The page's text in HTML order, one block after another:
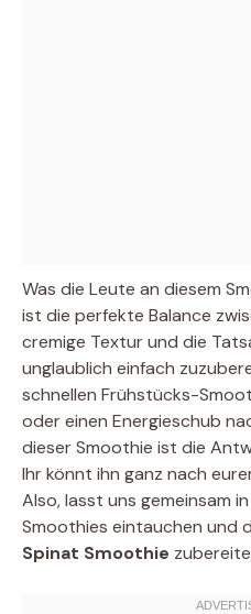
Was die Leute an diesem
ist die perfekte Balance
cremige Textur und die
unglaublich einfach
schnellen Frühstücks-
oder einen Energieschub
dieser Smoothie ist die
Ihr könnt ihn ganz nach
Also, lasst uns gemeinsam
Smoothies eintauchen und
Spinat Smoothie